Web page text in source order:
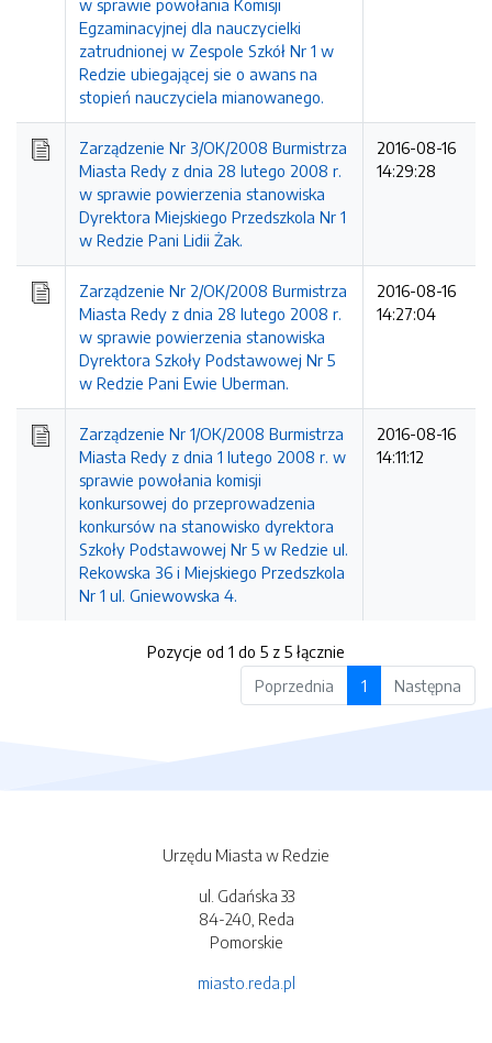
w sprawie powołania Komisji
Egzaminacyjnej dla nauczycielki
zatrudnionej w Zespole Szkół Nr 1 w
Redzie ubiegającej sie o awans na
stopień nauczyciela mianowanego.
Zarządzenie Nr 3/OK/2008 Burmistrza
Miasta Redy z dnia 28 lutego 2008 r.
w sprawie powierzenia stanowiska
Dyrektora Miejskiego Przedszkola Nr 1
w Redzie Pani Lidii Żak.
2016-08-16
14:29:28
Zarządzenie Nr 2/OK/2008 Burmistrza
Miasta Redy z dnia 28 lutego 2008 r.
w sprawie powierzenia stanowiska
Dyrektora Szkoły Podstawowej Nr 5
w Redzie Pani Ewie Uberman.
2016-08-16
14:27:04
Zarządzenie Nr 1/OK/2008 Burmistrza
Miasta Redy z dnia 1 lutego 2008 r. w
sprawie powołania komisji
konkursowej do przeprowadzenia
konkursów na stanowisko dyrektora
Szkoły Podstawowej Nr 5 w Redzie ul.
Rekowska 36 i Miejskiego Przedszkola
Nr 1 ul. Gniewowska 4.
2016-08-16
14:11:12
Pozycje od 1 do 5 z 5 łącznie
Poprzednia
1 Następna
Urzędu Miasta w Redzie
ul. Gdańska 33
84-240, Reda
Pomorskie
miasto.reda.pl